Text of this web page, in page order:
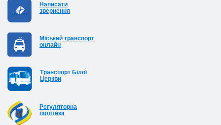
Написати
звернення
Міський транспорт
онлайн
Транспорт Білої
Церкви
Регуляторна
політика